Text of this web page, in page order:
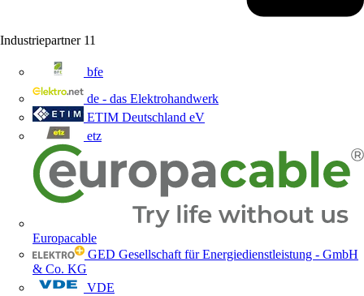
Industriepartner 11
bfe
de - das Elektrohandwerk
ETIM Deutschland eV
etz
Europacable
GED Gesellschaft für Energiedienstleistung - GmbH
& Co. KG
VDE